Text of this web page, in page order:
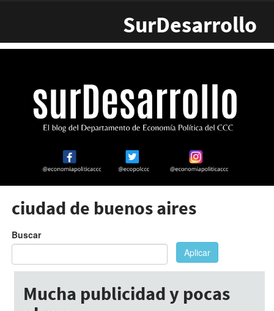
SurDesarrollo
ciudad de buenos aires
Buscar
Aplicar
Mucha publicidad y pocas